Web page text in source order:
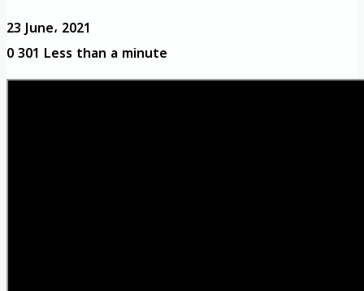
23 June، 2021
0301 Less than a minute